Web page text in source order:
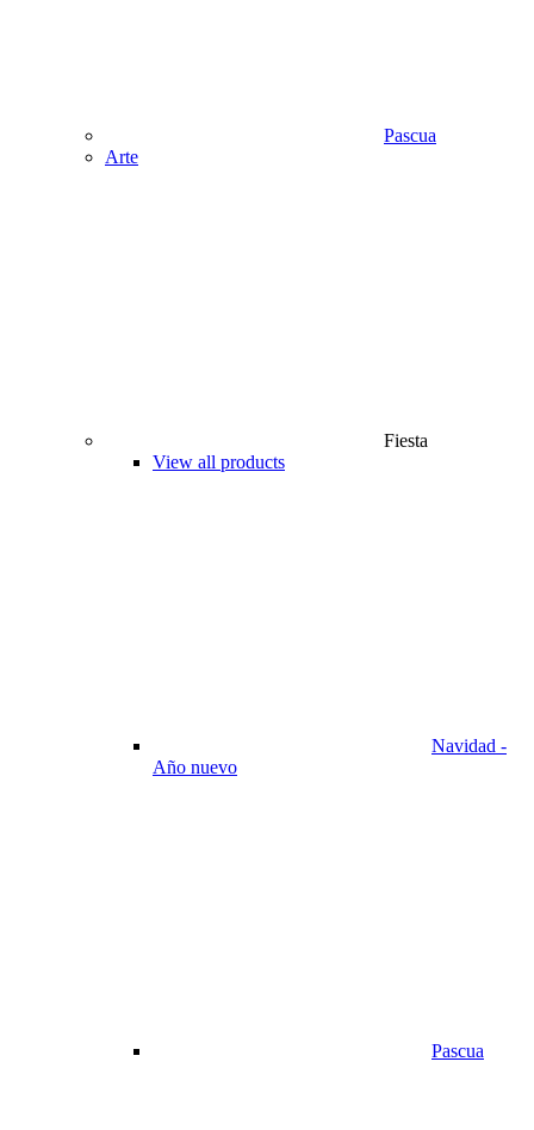
Pascua
Аrte
Fiesta
View all products
Navidad -
Año nuevo
Pascua